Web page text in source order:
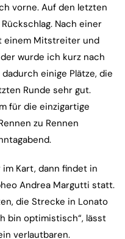
vorne. Auf den letzten
Nach einer
einem Mitstreiter und
wurde ich kurz nach
einige Plätze, die
Runde sehr gut.
für die einzigartige
zu Rennen
Kart, dann findet in
Andrea Margutti statt.
die Strecke in Lonato
bin optimistisch“, lässt
verlautbaren.